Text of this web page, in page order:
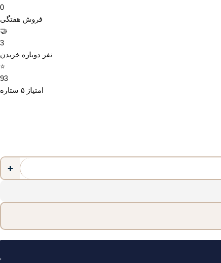
0
فروش هفتگی
🤝
3
نفر دوباره خریدن
⭐
93
امتیاز ۵ ستاره
+